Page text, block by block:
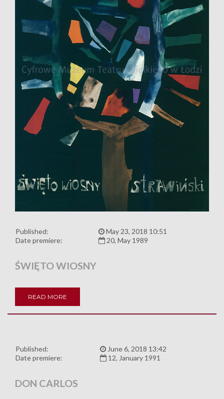
Published:
May 23, 2018 10:51
Date premiere:
20, May 1989
ŚWIĘTO WIOSNY
READ MORE
Published:
June 6, 2018 13:42
Date premiere:
12, January 1991
DON CARLOS